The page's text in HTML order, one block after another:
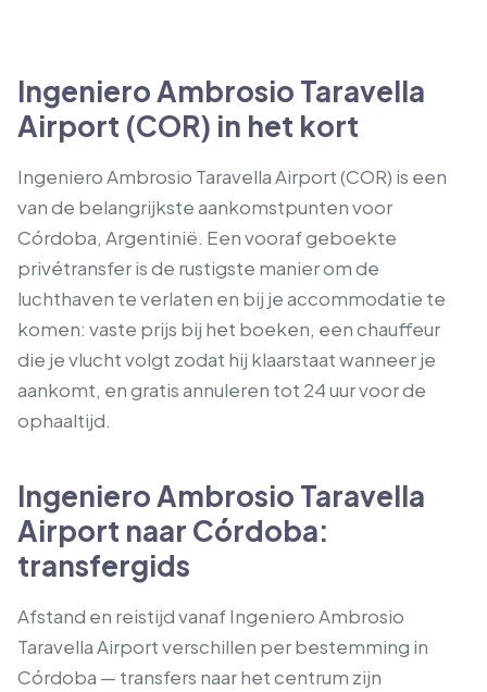
Ingeniero Ambrosio Taravella
Airport (COR) in het kort
Ingeniero Ambrosio Taravella Airport (COR) is een
van de belangrijkste aankomstpunten voor
Córdoba, Argentinië. Een vooraf geboekte
privétransfer is de rustigste manier om de
luchthaven te verlaten en bij je accommodatie te
komen: vaste prijs bij het boeken, een chauffeur
die je vlucht volgt zodat hij klaarstaat wanneer je
aankomt, en gratis annuleren tot 24 uur voor de
ophaaltijd.
Ingeniero Ambrosio Taravella
Airport naar Córdoba:
transfergids
Afstand en reistijd vanaf Ingeniero Ambrosio
Taravella Airport verschillen per bestemming in
Córdoba — transfers naar het centrum zijn